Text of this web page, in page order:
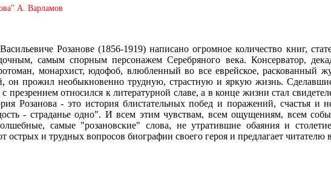
А. Варламов
Розанове (1856-1919) написано огромное количество книг,
самым спорным персонажем Серебряного века. Консерватор,
монархист, юдофоб, влюбленный во все еврейское, раскованный
он прожил необыкновенно трудную, страстную и яркую жизнь.
презрением относился к литературной славе, а в конце жизни стал
Розанова - это история блистательных побед и поражений, счастья и
- страданье одно". И всем этим чувствам, всем ощущениям, всем
самые "розановские" слова, не утратившие обаяния и
острых и трудных вопросов биографии своего героя и предлагает читателю